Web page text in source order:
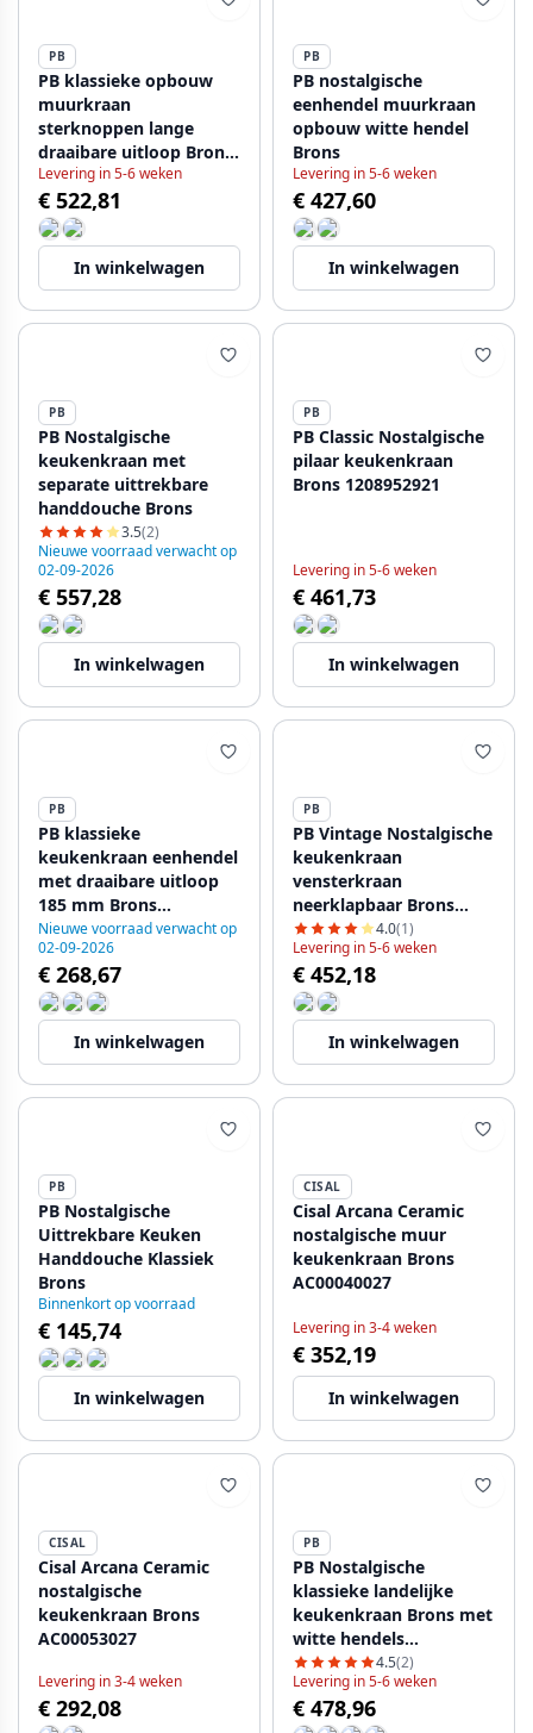
PB
PB klassieke opbouw
muurkraan
sterknoppen lange
draaibare uitloop Brons
1208855452
Levering in 5-6 weken
€ 522,81
In winkelwagen
PB
PB nostalgische
eenhendel muurkraan
opbouw witte hendel
Brons
Levering in 5-6 weken
€ 427,60
In winkelwagen
PB
PB Nostalgische
keukenkraan met
separate uittrekbare
handdouche Brons
3.5(2)
Nieuwe voorraad verwacht op
02-09-2026
€ 557,28
In winkelwagen
PB
PB Classic Nostalgische
pilaar keukenkraan
Brons 1208952921
Levering in 5-6 weken
€ 461,73
In winkelwagen
PB
PB klassieke
keukenkraan eenhendel
met draaibare uitloop
185 mm Brons
1208953114
Nieuwe voorraad verwacht op
02-09-2026
€ 268,67
In winkelwagen
PB
PB Vintage Nostalgische
keukenkraan
vensterkraan
neerklapbaar Brons
12089537564.0(1)
Levering in 5-6 weken
€ 452,18
In winkelwagen
PB
PB Nostalgische
Uittrekbare Keuken
Handdouche Klassiek
Brons
Binnenkort op voorraad
€ 145,74
In winkelwagen
CISAL
Cisal Arcana Ceramic
nostalgische muur
keukenkraan Brons
AC00040027
Levering in 3-4 weken
€ 352,19
In winkelwagen
CISAL
Cisal Arcana Ceramic
nostalgische
keukenkraan Brons
AC00053027
Levering in 3-4 weken
€ 292,08
PB
PB Nostalgische
klassieke landelijke
keukenkraan Brons met
witte hendels
12089539134.5(2)
Levering in 5-6 weken
€ 478,96